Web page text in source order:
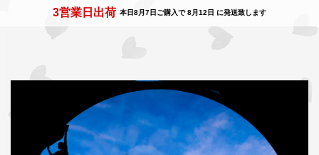
3営業日出荷 本日8月7日 ご購入で8月12日 に発送致します